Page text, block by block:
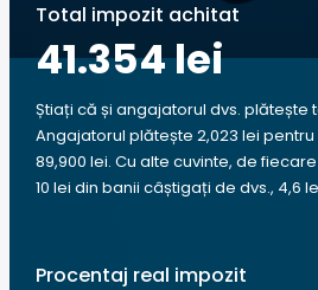
Total impozit achitat
41.354 lei
Știați că și angajatorul dvs. plătește
Angajatorul plătește 2,023 lei
89,900 lei. Cu alte cuvinte, de
10 lei din banii câștigați de dvs., 4,6
Procentaj real impozit